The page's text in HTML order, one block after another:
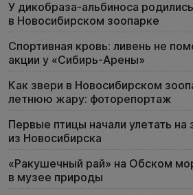
У дикобраза-альбиноса
в Новосибирском зоопарке
Спортивная кровь: ливень не
акции у «Сибирь-Арены»
Как звери в Новосибирском
летнюю жару: фоторепортаж
Первые птицы начали улетать на
из Новосибирска
«Ракушечный рай» на Обском
в музее природы